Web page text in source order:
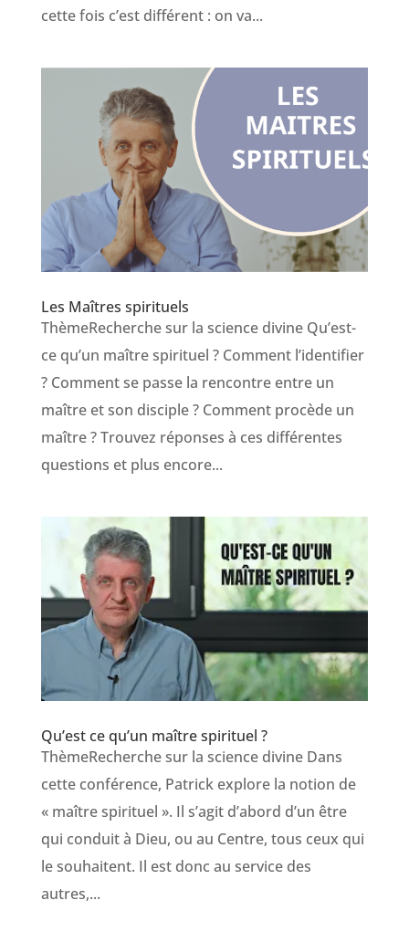
cette fois c’est différent : on va...
Les Maîtres spirituels
ThèmeRecherche sur la science divine Qu’est-
ce qu’un maître spirituel ? Comment l’identifier
? Comment se passe la rencontre entre un
maître et son disciple ? Comment procède un
maître ? Trouvez réponses à ces différentes
questions et plus encore...
Qu’est ce qu’un maître spirituel ?
ThèmeRecherche sur la science divine Dans
cette conférence, Patrick explore la notion de
« maître spirituel ». Il s’agit d’abord d’un être
qui conduit à Dieu, ou au Centre, tous ceux qui
le souhaitent. Il est donc au service des
autres,...